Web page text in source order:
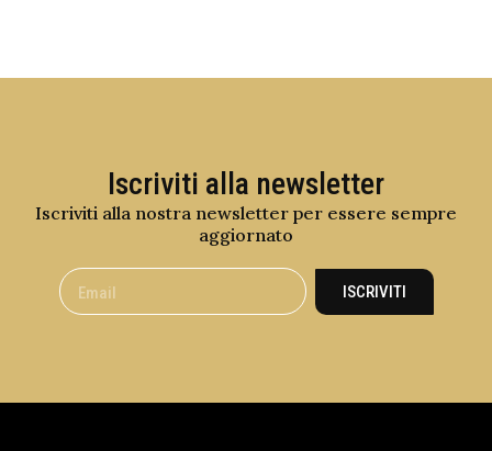
Iscriviti alla newsletter
Iscriviti alla nostra newsletter per essere sempre
aggiornato
ISCRIVITI